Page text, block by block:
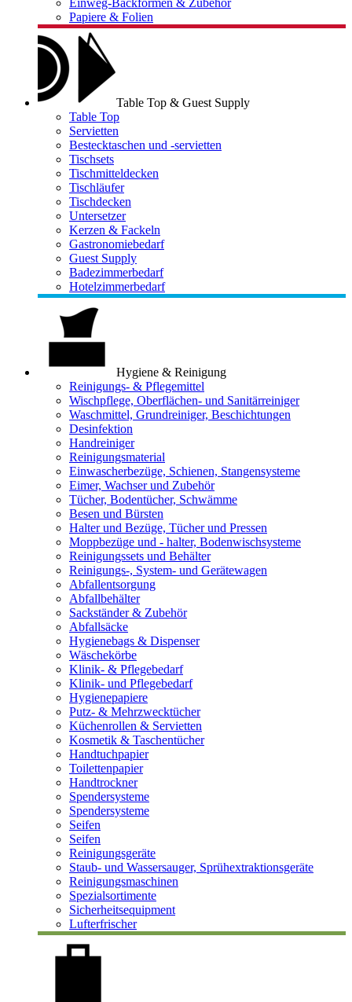
Einweg-Backformen & Zubehör
Papiere & Folien
Table Top & Guest Supply
Table Top
Servietten
Bestecktaschen und -servietten
Tischsets
Tischmitteldecken
Tischläufer
Tischdecken
Untersetzer
Kerzen & Fackeln
Gastronomiebedarf
Guest Supply
Badezimmerbedarf
Hotelzimmerbedarf
Hygiene & Reinigung
Reinigungs- & Pflegemittel
Wischpflege, Oberflächen- und Sanitärreiniger
Waschmittel, Grundreiniger, Beschichtungen
Desinfektion
Handreiniger
Reinigungsmaterial
Einwascherbezüge, Schienen, Stangensysteme
Eimer, Wachser und Zubehör
Tücher, Bodentücher, Schwämme
Besen und Bürsten
Halter und Bezüge, Tücher und Pressen
Moppbezüge und - halter, Bodenwischsysteme
Reinigungssets und Behälter
Reinigungs-, System- und Gerätewagen
Abfallentsorgung
Abfallbehälter
Sackständer & Zubehör
Abfallsäcke
Hygienebags & Dispenser
Wäschekörbe
Klinik- & Pflegebedarf
Klinik- und Pflegebedarf
Hygienepapiere
Putz- & Mehrzwecktücher
Küchenrollen & Servietten
Kosmetik & Taschentücher
Handtuchpapier
Toilettenpapier
Handtrockner
Spendersysteme
Spendersysteme
Seifen
Seifen
Reinigungsgeräte
Staub- und Wassersauger, Sprühextraktionsgeräte
Reinigungsmaschinen
Spezialsortimente
Sicherheitsequipment
Lufterfrischer